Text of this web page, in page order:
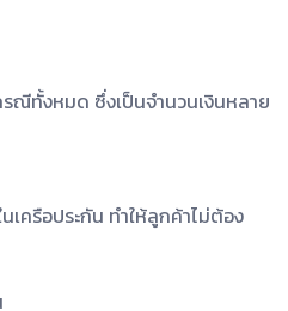
ณีทั้งหมด ซึ่งเป็นจำนวนเงินหลาย
ครือประกัน ทำให้ลูกค้าไม่ต้อง